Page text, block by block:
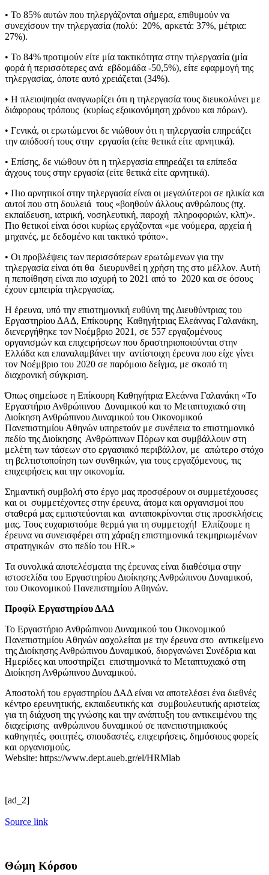
• Το 85% αυτών που τηλεργάζονται σήμερα, επιθυμούν να
συνεχίσουν την τηλεργασία (πολύ: 20%, αρκετά: 37%, μέτρια:
27%).
• Το 84% προτιμούν είτε μία τακτικότητα στην τηλεργασία (μία
φορά ή περισσότερες ανά εβδομάδα -50,5%), είτε εφαρμογή της
τηλεργασίας, όποτε αυτό χρειάζεται (34%).
• Η πλειοψηφία αναγνωρίζει ότι η τηλεργασία τους διευκολύνει με
διάφορους τρόπους (κυρίως εξοικονόμηση χρόνου και πόρων).
• Γενικά, οι ερωτώμενοι δε νιώθουν ότι η τηλεργασία επηρεάζει
την απόδοσή τους στην εργασία (είτε θετικά είτε αρνητικά).
• Επίσης, δε νιώθουν ότι η τηλεργασία επηρεάζει τα επίπεδα
άγχους τους στην εργασία (είτε θετικά είτε αρνητικά).
• Πιο αρνητικοί στην τηλεργασία είναι οι μεγαλύτεροι σε ηλικία και
αυτοί που στη δουλειά τους «βοηθούν άλλους ανθρώπους (πχ.
εκπαίδευση, ιατρική, νοσηλευτική, παροχή πληροφοριών, κλπ)».
Πιο θετικοί είναι όσοι κυρίως εργάζονται «με νούμερα, αρχεία ή
μηχανές, με δεδομένο και τακτικό τρόπο».
• Οι προβλέψεις των περισσότερων ερωτώμενων για την
τηλεργασία είναι ότι θα διευρυνθεί η χρήση της στο μέλλον. Αυτή
η πεποίθηση είναι πιο ισχυρή το 2021 από το 2020 και σε όσους
έχουν εμπειρία τηλεργασίας.
Η έρευνα, υπό την επιστημονική ευθύνη της Διευθύντριας του
Εργαστηρίου ΔΑΔ, Επίκουρης Καθηγήτριας Ελεάννας Γαλανάκη,
διενεργήθηκε τον Νοέμβριο 2021, σε 557 εργαζομένους
οργανισμών και επιχειρήσεων που δραστηριοποιούνται στην
Ελλάδα και επαναλαμβάνει την αντίστοιχη έρευνα που είχε γίνει
τον Νοέμβριο του 2020 σε παρόμοιο δείγμα, με σκοπό τη
διαχρονική σύγκριση.
Όπως σημείωσε η Επίκουρη Καθηγήτρια Ελεάννα Γαλανάκη «Το
Εργαστήριο Ανθρώπινου Δυναμικού και το Μεταπτυχιακό στη
Διοίκηση Ανθρώπινου Δυναμικού του Οικονομικού
Πανεπιστημίου Αθηνών υπηρετούν με συνέπεια το επιστημονικό
πεδίο της Διοίκησης Ανθρώπινων Πόρων και συμβάλλουν στη
μελέτη των τάσεων στο εργασιακό περιβάλλον, με απώτερο στόχο
τη βελτιστοποίηση των συνθηκών, για τους εργαζόμενους, τις
επιχειρήσεις και την οικονομία.
Σημαντική συμβολή στο έργο μας προσφέρουν οι συμμετέχουσες
και οι συμμετέχοντες στην έρευνα, άτομα και οργανισμοί που
σταθερά μας εμπιστεύονται και ανταποκρίνονται στις προσκλήσεις
μας. Τους ευχαριστούμε θερμά για τη συμμετοχή! Ελπίζουμε η
έρευνα να συνεισφέρει στη χάραξη επιστημονικά τεκμηριωμένων
στρατηγικών στο πεδίο του HR.»
Τα συνολικά αποτελέσματα της έρευνας είναι διαθέσιμα στην
ιστοσελίδα του Εργαστηρίου Διοίκησης Ανθρώπινου Δυναμικού,
του Οικονομικού Πανεπιστημίου Αθηνών.
Προφίλ Εργαστηρίου ΔΑΔ
Το Εργαστήριο Ανθρώπινου Δυναμικού του Οικονομικού
Πανεπιστημίου Αθηνών ασχολείται με την έρευνα στο αντικείμενο
της Διοίκησης Ανθρώπινου Δυναμικού, διοργανώνει Συνέδρια και
Ημερίδες και υποστηρίζει επιστημονικά το Μεταπτυχιακό στη
Διοίκηση Ανθρώπινου Δυναμικού.
Αποστολή του εργαστηρίου ΔΑΔ είναι να αποτελέσει ένα διεθνές
κέντρο ερευνητικής, εκπαιδευτικής και συμβουλευτικής αριστείας
για τη διάχυση της γνώσης και την ανάπτυξη του αντικειμένου της
διαχείρισης ανθρώπινου δυναμικού σε πανεπιστημιακούς
καθηγητές, φοιτητές, σπουδαστές, επιχειρήσεις, δημόσιους φορείς
και οργανισμούς.
Website: https://www.dept.aueb.gr/el/HRMlab
[ad_2]
Source link
Θώμη Κόρσου